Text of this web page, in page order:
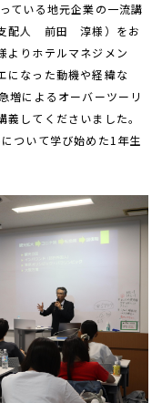
ている地元企業の一流講
配人 前田 淳様）をお
よりホテルマネジメン
になった動機や経緯な
増によるオーバーツーリ
してくださいました。
ついて学び始めた1 年生